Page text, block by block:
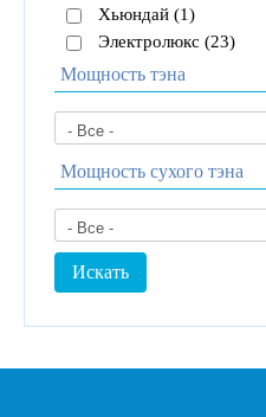
Хьюндай (1)
Электролюкс (23)
Мощность тэна
Мощность сухого тэна